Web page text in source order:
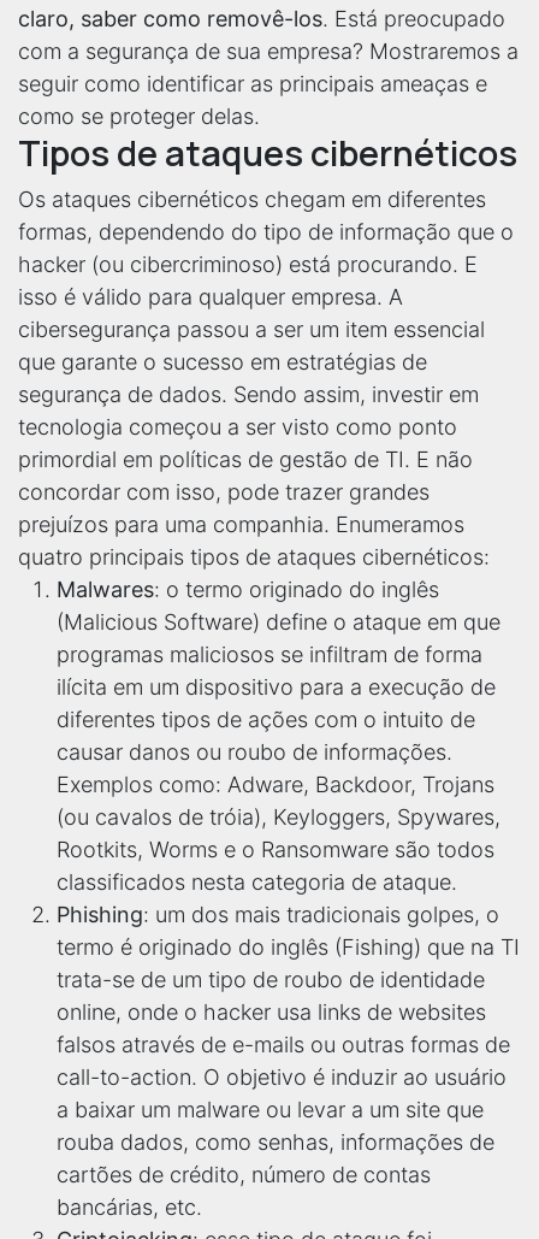
claro, saber como removê-los. Está preocupado
com a segurança de sua empresa? Mostraremos a
seguir como identificar as principais ameaças e
como se proteger delas.
Tipos de ataques cibernéticos
Os ataques cibernéticos chegam em diferentes
formas, dependendo do tipo de informação que o
hacker (ou cibercriminoso) está procurando. E
isso é válido para qualquer empresa. A
cibersegurança passou a ser um item essencial
que garante o sucesso em estratégias de
segurança de dados. Sendo assim, investir em
tecnologia começou a ser visto como ponto
primordial em políticas de gestão de TI. E não
concordar com isso, pode trazer grandes
prejuízos para uma companhia. Enumeramos
quatro principais tipos de ataques cibernéticos:
Malwares: o termo originado do inglês
(Malicious Software) define o ataque em que
programas maliciosos se infiltram de forma
ilícita em um dispositivo para a execução de
diferentes tipos de ações com o intuito de
causar danos ou roubo de informações.
Exemplos como: Adware, Backdoor, Trojans
(ou cavalos de tróia), Keyloggers, Spywares,
Rootkits, Worms e o Ransomware são todos
classificados nesta categoria de ataque.
Phishing: um dos mais tradicionais golpes, o
termo é originado do inglês (Fishing) que na TI
trata-se de um tipo de roubo de identidade
online, onde o hacker usa links de websites
falsos através de e-mails ou outras formas de
call-to-action. O objetivo é induzir ao usuário
a baixar um malware ou levar a um site que
rouba dados, como senhas, informações de
cartões de crédito, número de contas
bancárias, etc.